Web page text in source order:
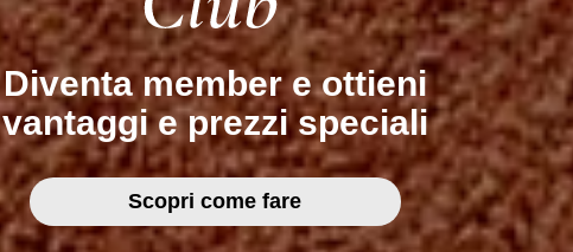
Diventa member e ottieni
vantaggi e prezzi speciali
Scopri come fare